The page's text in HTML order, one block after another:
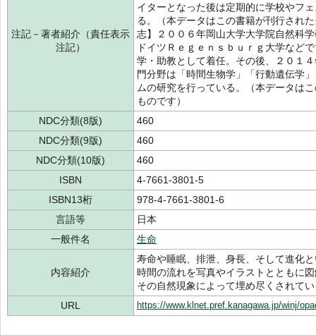
注記－著者紹介（責任表示
注記）
イターとなった後は定期的に学校やフ
る。（本データはこの書籍が刊行され
志】２００６年岡山大学大学院自然科
ドイツＲｅｇｅｎｓｂｕｒｇ大学など
学・助教として着任。その後、２０１
門分野は「時間生物学」「行動遺伝学
ムの研究を行っている。（本データは
ものです）
NDC分類(8版)
460
NDC分類(9版)
460
NDC分類(10版)
460
ISBN
4-7661-3801-5
ISBN13桁
978-4-7661-3801-6
言語等
日本
一般件名
生命
内容紹介
寿命や睡眠、排泄、身長、そして進化
時間の流れを写真やイラストとともに
その自然現象によって埋め尽くされて
URL
https://www.klnet.pref.kanagawa.jp/winj/